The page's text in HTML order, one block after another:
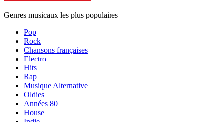
Genres musicaux les plus populaires
Pop
Rock
Chansons françaises
Electro
Hits
Rap
Musique Alternative
Oldies
Années 80
House